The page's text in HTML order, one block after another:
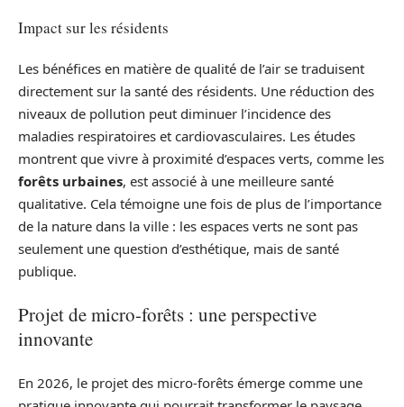
Impact sur les résidents
Les bénéfices en matière de qualité de l’air se traduisent
directement sur la santé des résidents. Une réduction des
niveaux de pollution peut diminuer l’incidence des
maladies respiratoires et cardiovasculaires. Les études
montrent que vivre à proximité d’espaces verts, comme les
forêts urbaines, est associé à une meilleure santé
qualitative. Cela témoigne une fois de plus de l’importance
de la nature dans la ville : les espaces verts ne sont pas
seulement une question d’esthétique, mais de santé
publique.
Projet de micro-forêts : une perspective
innovante
En 2026, le projet des micro-forêts émerge comme une